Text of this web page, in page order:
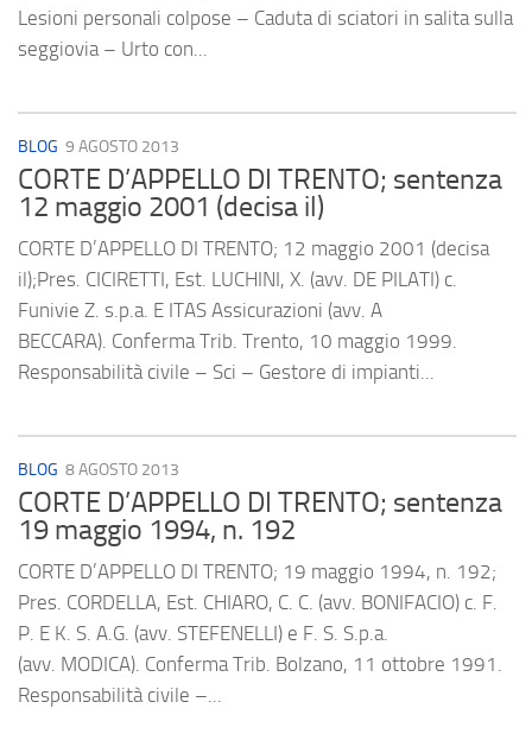
Lesioni personali colpose – Caduta di sciatori in salita sulla
seggiovia – Urto con...
BLOG 9 AGOSTO 2013
CORTE D’APPELLO DI TRENTO; sentenza
12 maggio 2001 (decisa il)
CORTE D’APPELLO DI TRENTO; 12 maggio 2001 (decisa
il);Pres. CICIRETTI, Est. LUCHINI, X. (avv. DE PILATI) c.
Funivie Z. s.p.a. E ITAS Assicurazioni (avv. A
BECCARA). Conferma Trib. Trento, 10 maggio 1999.
Responsabilità civile – Sci – Gestore di impianti...
BLOG 8 AGOSTO 2013
CORTE D’APPELLO DI TRENTO; sentenza
19 maggio 1994, n. 192
CORTE D’APPELLO DI TRENTO; 19 maggio 1994, n. 192;
Pres. CORDELLA, Est. CHIARO, C. C. (avv. BONIFACIO) c. F.
P. E K. S. A.G. (avv. STEFENELLI) e F. S. S.p.a.
(avv. MODICA). Conferma Trib. Bolzano, 11 ottobre 1991.
Responsabilità civile –...